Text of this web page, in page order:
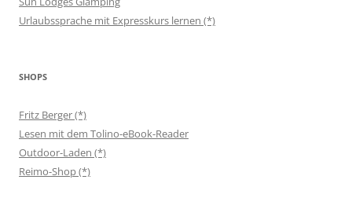
Urlaubssprache mit Expresskurs lernen (*)
SHOPS
Fritz Berger (*)
Lesen mit dem Tolino-eBook-Reader
Outdoor-Laden (*)
Reimo-Shop (*)